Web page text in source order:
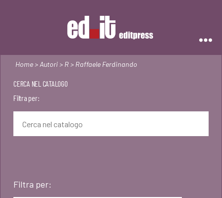
Home> Autori> R> Raffaele Ferdinando
CERCA NEL CATALOGO
Filtra per:
Filtra per: